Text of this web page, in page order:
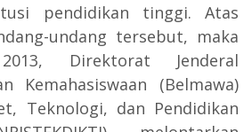
pendidikan tinggi. Atas
undang tersebut, maka
Direktorat Jenderal
Kemahasiswaan (Belmawa)
Teknologi, dan Pendidikan